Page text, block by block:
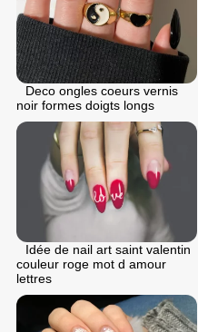
Deco ongles coeurs vernis
noir formes doigts longs
Idée de nail art saint valentin
couleur roge mot d amour
lettres